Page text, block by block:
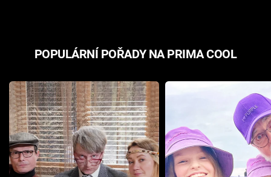
POPULÁRNÍ POŘADY NA PRIMA COOL